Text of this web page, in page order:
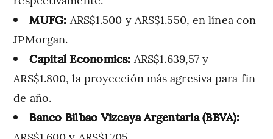
MUFG: ARS$1.500 y ARS$1.550, en línea con
JPMorgan.
Capital Economics: ARS$1.639,57 y
ARS$1.800, la proyección más agresiva para fin
de año.
Banco Bilbao Vizcaya Argentaria (BBVA):